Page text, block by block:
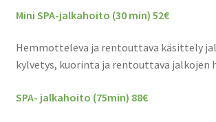
Mini SPA-jalkahoito (30 min) 52€
Hemmotteleva ja rentouttava käsittely
kylvetys, kuorinta ja rentouttava jalkojen
SPA- jalkahoito (75min) 88€